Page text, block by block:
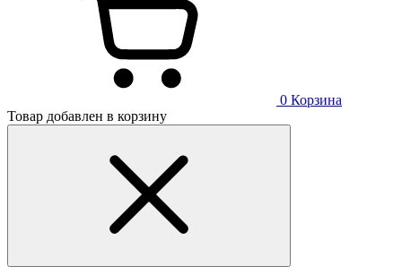
0 Корзина
Товар добавлен в корзину